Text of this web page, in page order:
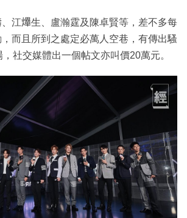
江𤒹生、盧瀚霆及陳卓賢等，差不多每
而且所到之處定必萬人空巷，有傳出騷
社交媒體出一個帖文亦叫價20萬元。